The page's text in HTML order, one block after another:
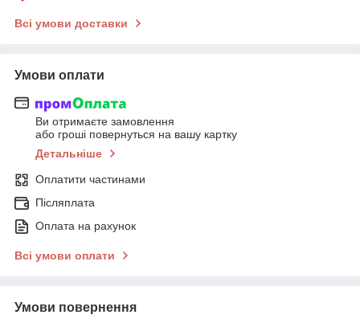
Всі умови доставки
Умови оплати
Ви отримаєте замовлення
або гроші повернуться на вашу картку
Детальніше
Оплатити частинами
Післяплата
Оплата на рахунок
Всі умови оплати
Умови повернення